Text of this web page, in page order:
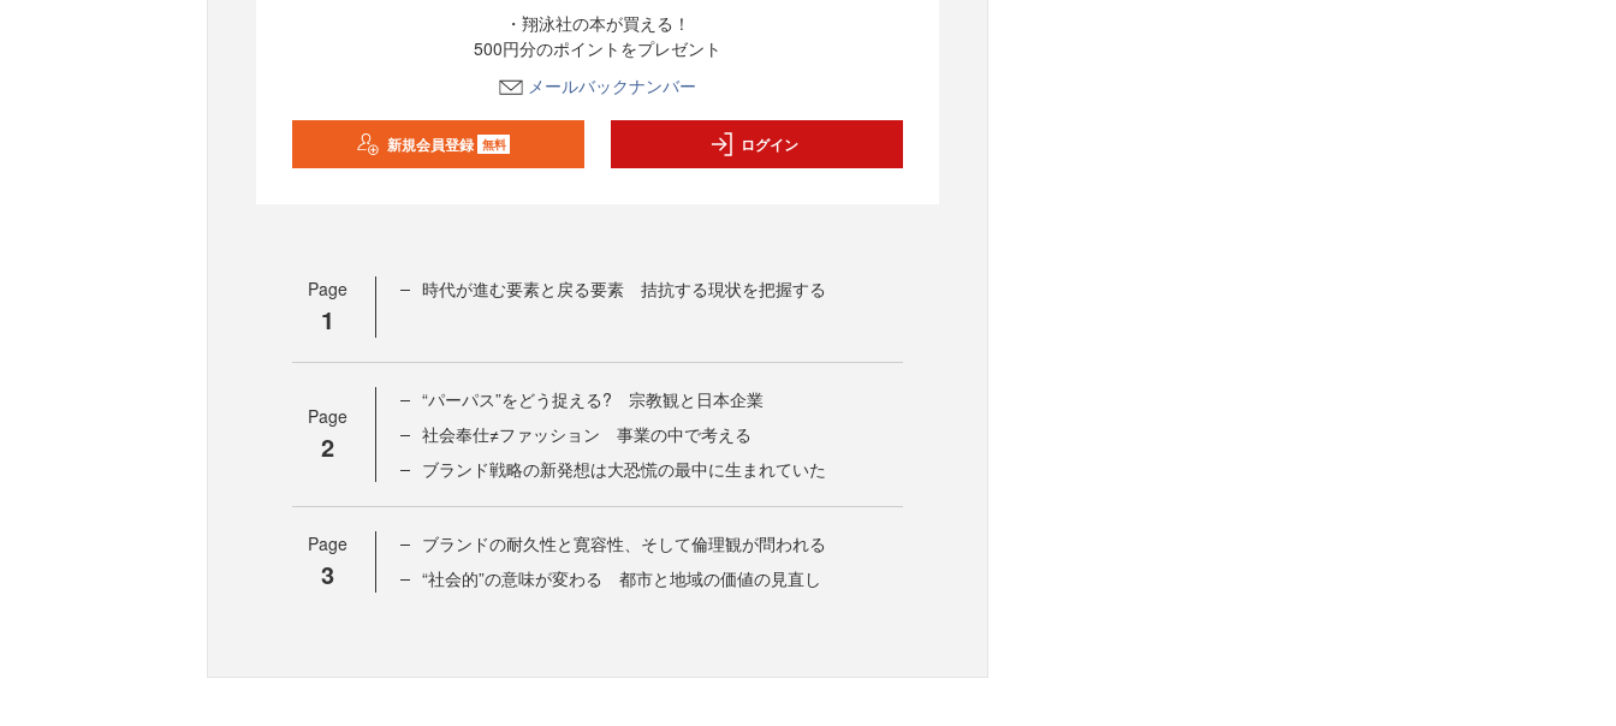
・翔泳社の本が買える！
500円分のポイントをプレゼント
メールバックナンバー
新規会員登録 無料 ログイン
Page
1
時代が進む要素と戻る要素 拮抗する現状を把握する
Page
2
“パーパス”をどう捉える? 宗教観と日本企業
社会奉仕≠ファッション 事業の中で考える
ブランド戦略の新発想は大恐慌の最中に生まれていた
Page
3
ブランドの耐久性と寛容性、そして倫理観が問われる
“社会的”の意味が変わる 都市と地域の価値の見直し